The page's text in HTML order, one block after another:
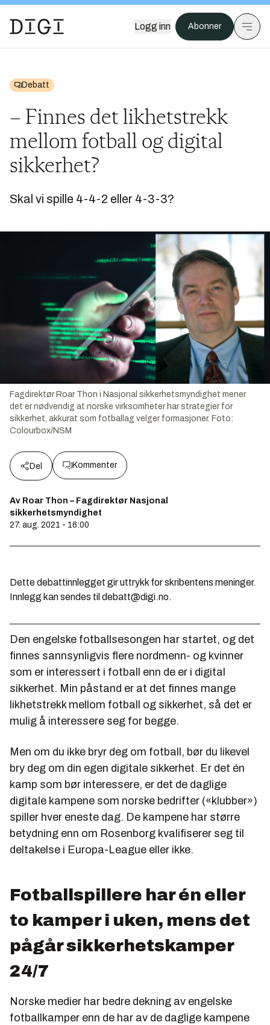
Logg inn Abonner
Debatt
– Finnes det likhetstrekk
mellom fotball og digital
sikkerhet?
Skal vi spille 4-4-2 eller 4-3-3?
Fagdirektør Roar Thon i Nasjonal sikkerhetsmyndighet mener
det er nødvendig at norske virksomheter har strategier for
sikkerhet, akkurat som fotballag velger formasjoner. Foto:
Colourbox/NSM
Del Kommenter
Av Roar Thon – Fagdirektør Nasjonal
sikkerhetsmyndighet
27. aug. 2021 - 16:00
Dette debattinnlegget gir uttrykk for skribentens meninger.
Innlegg kan sendes til debatt@digi.no.
Den engelske fotballsesongen har startet, og det
finnes sannsynligvis flere nordmenn- og kvinner
som er interessert i fotball enn de er i digital
sikkerhet. Min påstand er at det finnes mange
likhetstrekk mellom fotball og sikkerhet, så det er
mulig å interessere seg for begge.
Men om du ikke bryr deg om fotball, bør du likevel
bry deg om din egen digitale sikkerhet. Er det én
kamp som bør interessere, er det de daglige
digitale kampene som norske bedrifter («klubber»)
spiller hver eneste dag. De kampene har større
betydning enn om Rosenborg kvalifiserer seg til
deltakelse i Europa-League eller ikke.
Fotballspillere har én eller
to kamper i uken, mens det
pågår sikkerhetskamper
24/7
Norske medier har bedre dekning av engelske
fotballkamper enn de har av de daglige kampene